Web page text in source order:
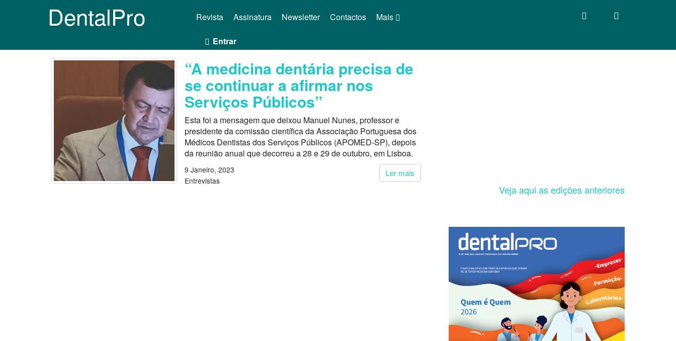
DentalPro Mais
Revista Assinatura Newsletter Contactos
Entrar
“A medicina dentária precisa de
se continuar a afirmar nos
Serviços Públicos”
Esta foi a mensagem que deixou Manuel Nunes, professor e
presidente da comissão científica da Associação Portuguesa dos
Médicos Dentistas dos Serviços Públicos (APOMED-SP), depois
da reunião anual que decorreu a 28 e 29 de outubro, em Lisboa.
Ler mais
9 Janeiro, 2023
Entrevistas
Veja aqui as edições anteriores